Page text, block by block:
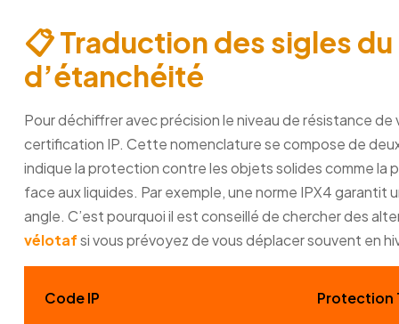
📋 Traduction des sigles
d’étanchéité
Pour déchiffrer avec précision le niveau de résistance
certification IP. Cette nomenclature se compose de
indique la protection contre les objets solides comme la
face aux liquides. Par exemple, une norme IPX4 garantit
angle. C’est pourquoi il est conseillé de chercher des
vélotafsi vous prévoyez de vous déplacer souvent en
Code IP Protection